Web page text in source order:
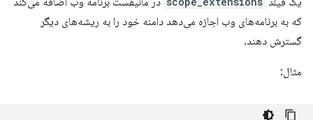
که به برنامه‌های وب اجازه می‌دهد دامنه خود را به ریشه‌های دیگر
گسترش دهند.
مثال: